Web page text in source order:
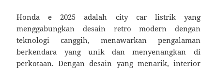
Honda e 2025 adalah city car listrik yang
menggabungkan desain retro modern dengan
teknologi canggih, menawarkan pengalaman
berkendara yang unik dan menyenangkan di
perkotaan. Dengan desain yang menarik, interior